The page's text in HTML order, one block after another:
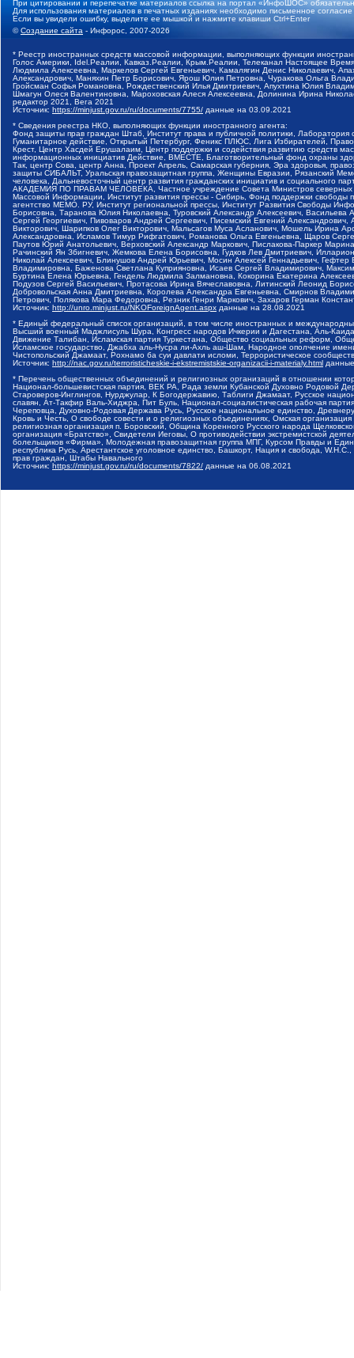
При цитировании и перепечатке материалов ссылка на портал «ИнфоШОС»
Для использования материалов в печатных изданиях необходимо письменное
Если вы увидели ошибку, выделите ее мышкой и нажмите клавиши Ctrl+Enter
©Создание сайта - Инфорос, 2007-2026
* Реестр иностранных средств массовой информации, выполняющих функции
Голос Америки, Idel.Реалии, Кавказ.Реалии, Крым.Реалии, Телеканал Настоящее
Людмила Алексеевна, Маркелов Сергей Евгеньевич, Камалягин Денис Николаевич,
Александрович, Маняхин Петр Борисович, Ярош Юлия Петровна, Чуракова Ольга
Гройсман Софья Романовна, Рождественский Илья Дмитриевич, Апухтина Юлия
Шмагун Олеся Валентиновна, Мароховская Алеся Алексеевна, Долинина Ирина
редактор 2021, Вега 2021
Источник: https://minjust.gov.ru/ru/documents/7755/ данные на 03.09.2021
* Сведения реестра НКО, выполняющих функции иностранного агента:
Фонд защиты прав граждан Штаб, Институт права и публичной политики,
Гуманитарное действие, Открытый Петербург, Феникс ПЛЮС, Лига Избирателей,
Крест, Центр Хасдей Ерушалаим, Центр поддержки и содействия развитию средств
информационных инициатив Действие, ВМЕСТЕ, Благотворительный фонд охраны
Так, центр Сова, центр Анна, Проект Апрель, Самарская губерния, Эра здоровья,
защиты СИБАЛЬТ, Уральская правозащитная группа, Женщины Евразии, Рязанский
человека, Дальневосточный центр развития гражданских инициатив и социального
АКАДЕМИЯ ПО ПРАВАМ ЧЕЛОВЕКА, Частное учреждение Совета Министров северных
Массовой Информации, Институт развития прессы - Сибирь, Фонд поддержки
агентство МЕМО. РУ, Институт региональной прессы, Институт Развития Свободы
Борисовна, Таранова Юлия Николаевна, Туровский Александр Алексеевич,
Сергей Георгиевич, Пивоваров Андрей Сергеевич, Писемский Евгений
Викторович, Шарипков Олег Викторович, Мальсагов Муса Асланович, Мошель Ирина
Александровна, Исламов Тимур Рифгатович, Романова Ольга Евгеньевна, Щаров
Паутов Юрий Анатольевич, Верховский Александр Маркович, Пислакова-Паркер
Рачинский Ян Збигневич, Жемкова Елена Борисовна, Гудков Лев Дмитриевич,
Николай Алексеевич, Блинушов Андрей Юрьевич, Мосин Алексей Геннадьевич,
Владимировна, Баженова Светлана Куприяновна, Исаев Сергей Владимирович,
Буртина Елена Юрьевна, Гендель Людмила Залмановна, Кокорина Екатерина
Подузов Сергей Васильевич, Протасова Ирина Вячеславовна, Литинский Леонид
Добровольская Анна Дмитриевна, Королева Александра Евгеньевна, Смирнов
Петрович, Полякова Мара Федоровна, Резник Генри Маркович, Захаров Герман
Источник: http://unro.minjust.ru/NKOForeignAgent.aspx данные на 28.08.2021
* Единый федеральный список организаций, в том числе иностранных и
Высший военный Маджлисуль Шура, Конгресс народов Ичкерии и Дагестана, Аль-
Движение Талибан, Исламская партия Туркестана, Общество социальных реформ,
Исламское государство, Джабха аль-Нусра ли-Ахль аш-Шам, Народное ополчение
Чистопольский Джамаат, Рохнамо ба суи давлати исломи, Террористическое
Источник: http://nac.gov.ru/terroristicheskie-i-ekstremistskie-organizacii-i-materialy.html
* Перечень общественных объединений и религиозных организаций в отношении
Национал-большевистская партия, ВЕК РА, Рада земли Кубанской Духовно Родовой
Староверов-Инглингов, Нурджулар, К Богодержавию, Таблиги Джамаат, Русское
славян, Ат-Такфир Валь-Хиджра, Пит Буль, Национал-социалистическая рабочая
Череповца, Духовно-Родовая Держава Русь, Русское национальное единство,
Кровь и Честь, О свободе совести и о религиозных объединениях, Омская
религиозная организация п. Боровский, Община Коренного Русского народа
организация «Братство», Свидетели Иеговы, О противодействии экстремистской
болельщиков «Фирма», Молодежная правозащитная группа МПГ, Курсом Правды и
республика Русь, Арестантское уголовное единство, Башкорт, Нация и свобода,
прав граждан, Штабы Навального
Источник: https://minjust.gov.ru/ru/documents/7822/ данные на 06.08.2021